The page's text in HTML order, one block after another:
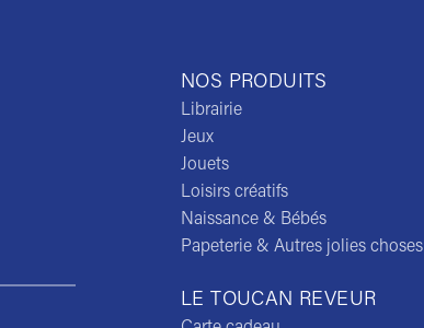
NOS PRODUITS
Librairie
Jeux
Jouets
Loisirs créatifs
Naissance & Bébés
Papeterie & Autres jolies choses
LE TOUCAN REVEUR